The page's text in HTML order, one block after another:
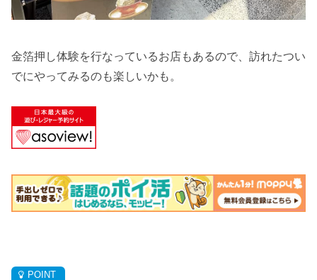
金箔押し体験を行なっているお店もあるので、訪れたつい
でにやってみるのも楽しいかも。